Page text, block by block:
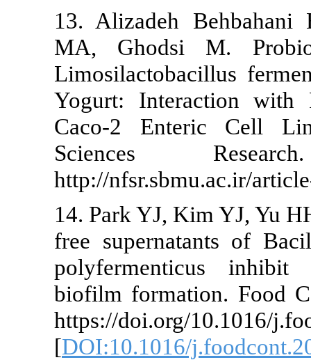
13. Alizadeh
MA,
Yogurt:
Caco-2
Sciences
http://
14. Park YJ,
free
biofilm
https://
[